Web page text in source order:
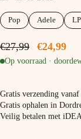
Pop Adele LP
€27,99 €24,99
Op voorraad ·
− +
Gratis verzending vanaf
Gratis ophalen in
Veilig betalen met